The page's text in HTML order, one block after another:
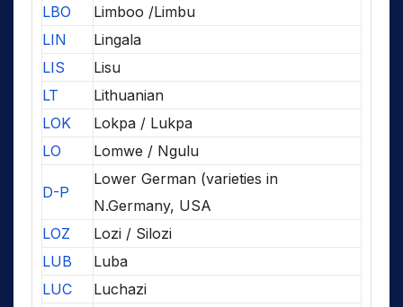
LBO
Limboo /Limbu
LIN
Lingala
LIS
Lisu
LT
Lithuanian
LOK
Lokpa / Lukpa
LO
Lomwe / Ngulu
D-P
Lower German (varieties in
N.Germany, USA
LOZ
Lozi / Silozi
LUB
Luba
LUC
Luchazi